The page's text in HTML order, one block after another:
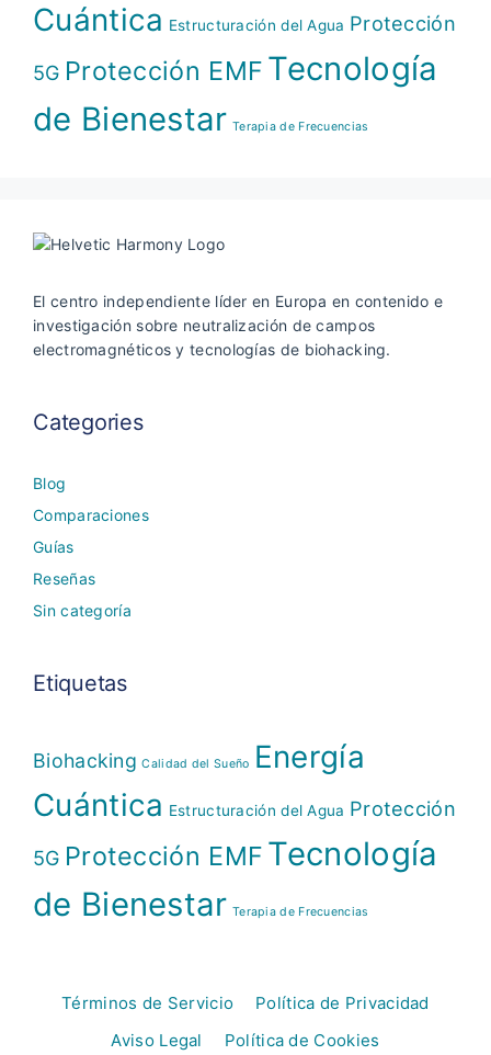
Cuántica Estructuración del Agua Protección
5G Protección EMF Tecnología
de Bienestar Terapia de Frecuencias
El centro independiente líder en Europa en contenido e
investigación sobre neutralización de campos
electromagnéticos y tecnologías de biohacking.
Categories
Blog
Comparaciones
Guías
Reseñas
Sin categoría
Etiquetas
Biohacking Calidad del Sueño Energía
Cuántica Estructuración del Agua Protección
5G Protección EMF Tecnología
de Bienestar Terapia de Frecuencias
Términos de Servicio
Política de Privacidad
Aviso Legal
Política de Cookies